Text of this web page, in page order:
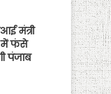
मंत्री
में फंसे
पंजाब